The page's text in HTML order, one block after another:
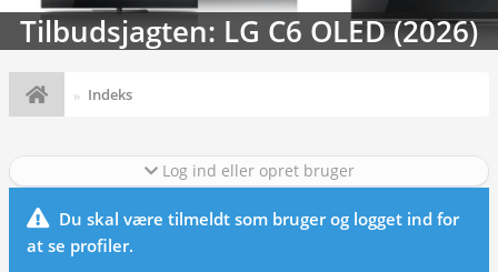
Tilbudsjagten: LG C6 OLED (2026)
Indeks
Log ind eller opret bruger
Du skal være tilmeldt som bruger og logget ind for
at se profiler.